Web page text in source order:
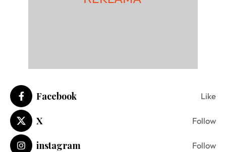
Facebook Like
X Follow
instagram Follow